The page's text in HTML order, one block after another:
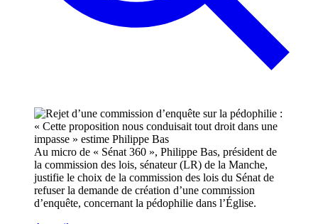
Au micro de « Sénat 360 », Philippe Bas, président de
la commission des lois, sénateur (LR) de la Manche,
justifie le choix de la commission des lois du Sénat de
refuser la demande de création d’une commission
d’enquête, concernant la pédophilie dans l’Église.